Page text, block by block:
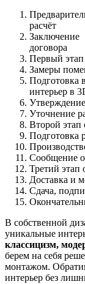
расчёт
Заключение
договора
Первый
Замеры
Подготовка
интерьер в
Уточнение
Второй этап
Подготовка
Сообщение о
Третий этап
Доставка и
Сдача,
В собственной
уникальные
классицизм,
берем на себя
монтажом.
интерьер без